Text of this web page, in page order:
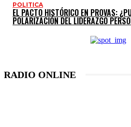
POLITICA
EL PACTO HISTÓRICO EN PROVAS:
POLARIZACIÓN DEL LIDERAZGO
RADIO ONLINE